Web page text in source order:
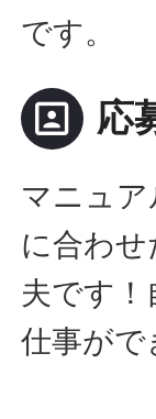
です。
portrait 応
マニュ
に合わ
夫です
仕事が